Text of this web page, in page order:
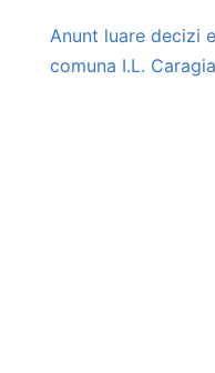
Anunt luare decizi
comuna I.L.